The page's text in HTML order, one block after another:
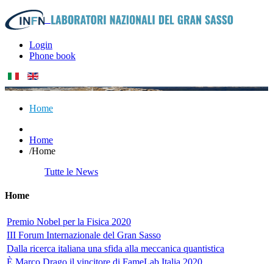
Login
Phone book
Home
Home
/Home
Tutte le News
Home
Premio Nobel per la Fisica 2020
III Forum Internazionale del Gran Sasso
Dalla ricerca italiana una sfida alla meccanica quantistica
È Marco Drago il vincitore di FameLab Italia 2020